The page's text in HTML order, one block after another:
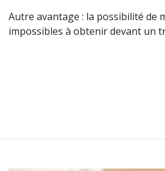
Autre avantage : la possibilité de
impossibles à obtenir devant un